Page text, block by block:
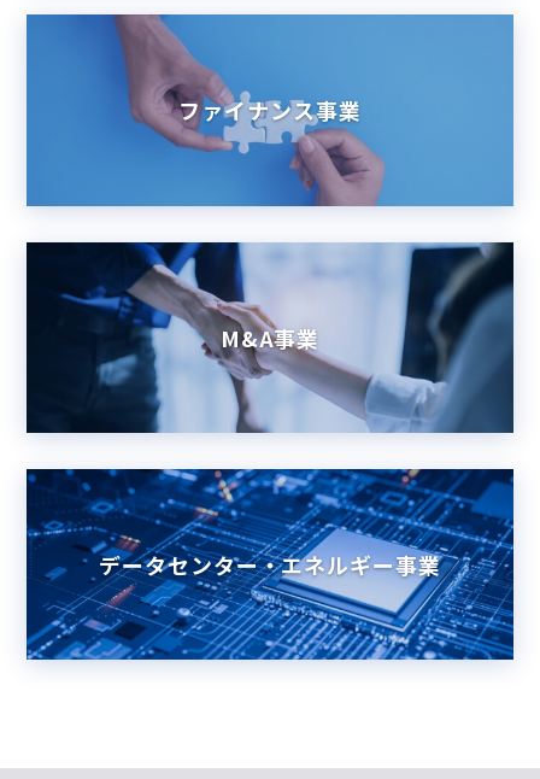
ファイナンス事業
M&A事業
データセンター・エネルギー事業